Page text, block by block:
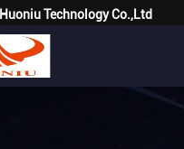
Technology Co.,Ltd